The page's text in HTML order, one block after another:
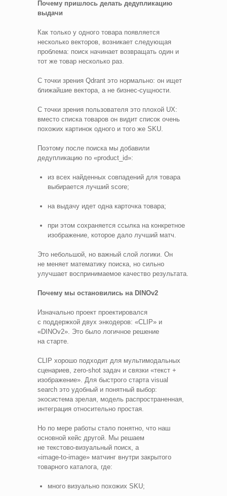
Почему пришлось делать дедупликацию
выдачи
Как только у одного товара появляется
несколько векторов, возникает следующая
проблема: поиск начинает возвращать один и
тот же товар несколько раз.
С точки зрения Qdrant это нормально: он ищет
ближайшие вектора, а не бизнес‑сущности.
С точки зрения пользователя это плохой UX:
вместо списка товаров он видит список очень
похожих картинок одного и того же SKU.
Поэтому после поиска мы добавили
дедупликацию по «product_id»:
из всех найденных совпадений для товара
выбирается лучший score;
на выдачу идет одна карточка товара;
при этом сохраняется ссылка на конкретное
изображение, которое дало лучший матч.
Это небольшой, но важный слой логики. Он
не меняет математику поиска, но сильно
улучшает воспринимаемое качество результата.
Почему мы остановились на DINOv2
Изначально проект проектировался
с поддержкой двух энкодеров: «CLIP» и
«DINOv2». Это было логичное решение
на старте.
CLIP хорошо подходит для мультимодальных
сценариев, zero‑shot задач и связки «текст +
изображение». Для быстрого старта visual
search это удобный и понятный выбор:
экосистема зрелая, модель распространенная,
интеграция относительно простая.
Но по мере работы стало понятно, что наш
основной кейс другой. Мы решаем
не текстово‑визуальный поиск, а
«image‑to‑image» матчинг внутри закрытого
товарного каталога, где:
много визуально похожих SKU;